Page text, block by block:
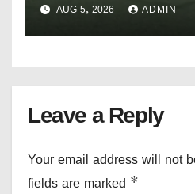
AUG 5, 2026 ADMIN
Leave a Reply
Your email address will not
fields are marked *